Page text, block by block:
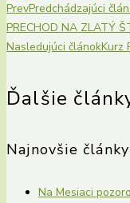
PrevPredchádzajúci
PRECHOD NA ZLATÝ
Nasledujúci článokKurz
Ďalšie
Najnovšie články
Na Mesiaci